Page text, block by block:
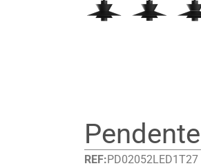
REF:PD02052LED1T27